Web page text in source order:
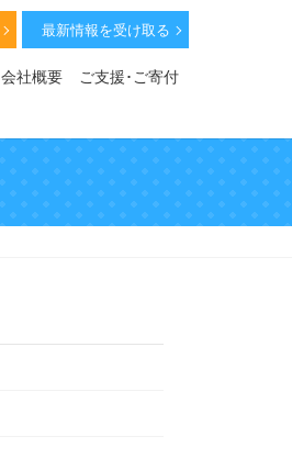
最新情報を受け取る
会社概要 ご支援･ご寄付